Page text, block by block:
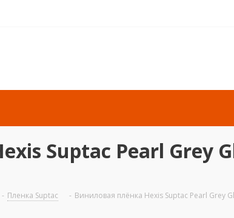
Suptac Pearl Grey
- Пленка Suptac - Виниловая плёнка Hexis Suptac Pearl Grey